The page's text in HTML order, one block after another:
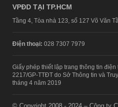
VPĐD TẠI TP.HCM
Tầng 4, Tòa nhà 123, số 127 Võ Văn
Điện thoại: 028 7307 7979
Giấy phép thiết lập trang thông tin
2217/GP-TTĐT do Sở Thông tin và
tháng 4 năm 2019